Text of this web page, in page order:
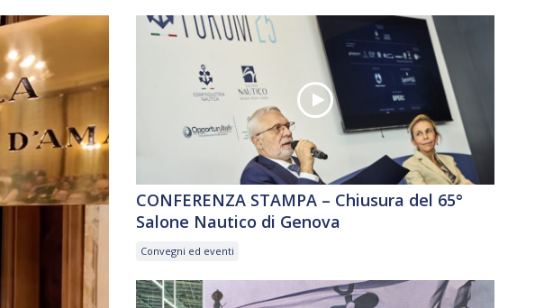
CONFERENZA STAMPA – Chiusura del 65°
Salone Nautico di Genova
Convegni ed eventi